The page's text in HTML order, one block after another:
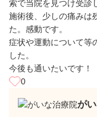
索で当院を見つけ受診
施術後、少しの痛みは
た。感動です。
症状や運動について等
した。
今後も通いたいです！
0
が